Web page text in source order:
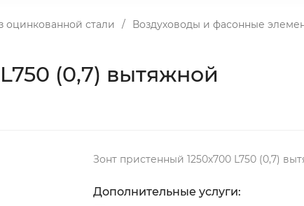
оцинкованной стали /
Воздуховоды и фасонные
(0,7) вытяжной
Зонт пристенный 1250х700 L750 (0,7)
Дополнительные услуги: